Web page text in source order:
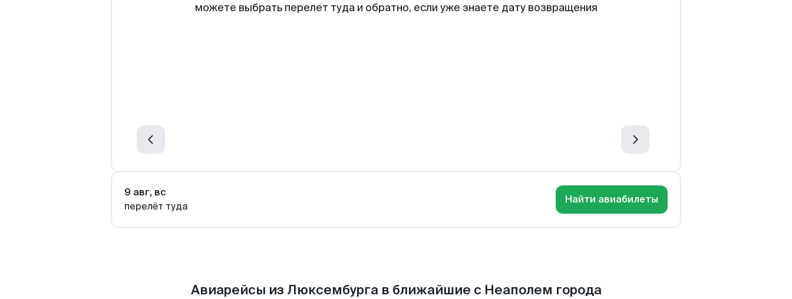
можете выбрать перелет туда и обратно, если уже знаете дату возвращения
9 авг, вс
перелёт туда
Найти авиабилеты
Авиарейсы из Люксембурга в ближайшие с Неаполем города